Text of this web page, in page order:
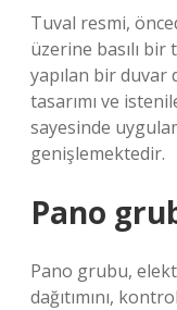
Tuval resmi,
üzerine basılı bir
yapılan bir
tasarımı ve
sayesinde
genişlemektedir.
Pano
Pano grubu,
dağıtımını,